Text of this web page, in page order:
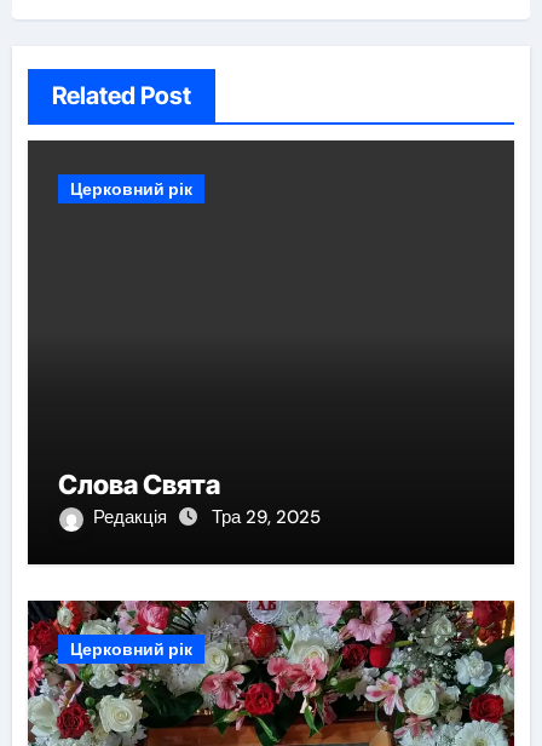
Related Post
Церковний рік
Слова Свята
Редакція Тра 29, 2025
Церковний рік